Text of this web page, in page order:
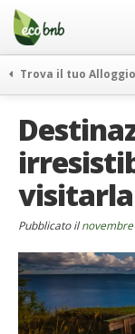
Menu
Salta
contenuto
Offerte Speciali
Regali
FAQ
Chi Siamo
Partner
Contatti
Italiano
German
Trova il tuo
itinerari
curiosità
vivere e viaggiare
rassegna stampa
visitarla
Pubblicato il